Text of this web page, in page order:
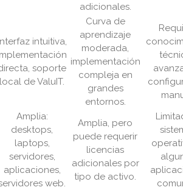
adicionales.
intuitiva,
soporte
local de ValuIT.
Curva de
aprendizaje
moderada,
implementación
compleja en
grandes
entornos.
Amplia:
desktops,
laptops,
servidores,
aplicaciones,
web.
Amplia, pero
puede requerir
licencias
adicionales por
tipo de activo.